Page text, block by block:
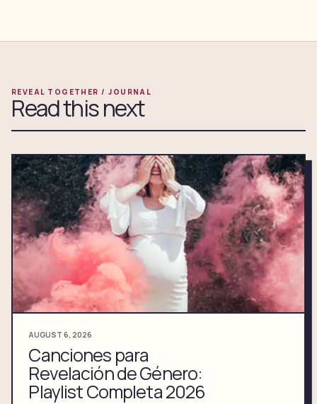
REVEAL TOGETHER / JOURNAL
Read this next
AUGUST 6, 2026
Canciones para
Revelación de Género:
Playlist Completa 2026